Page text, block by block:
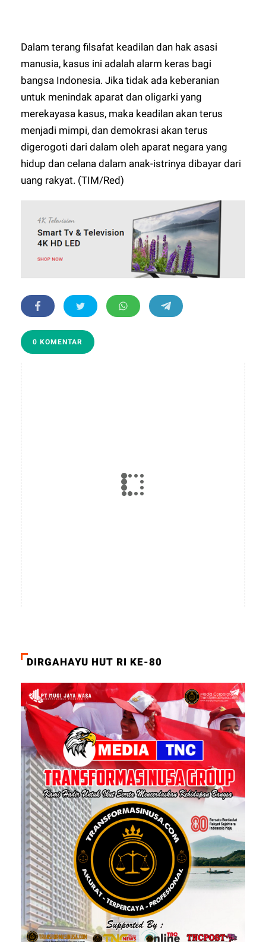
Dalam terang filsafat keadilan dan hak asasi
manusia, kasus ini adalah alarm keras bagi
bangsa Indonesia. Jika tidak ada keberanian
untuk menindak aparat dan oligarki yang
merekayasa kasus, maka keadilan akan terus
menjadi mimpi, dan demokrasi akan terus
digerogoti dari dalam oleh aparat negara yang
hidup dan celana dalam anak-istrinya dibayar dari
uang rakyat. (TIM/Red)
0 KOMENTAR
DIRGAHAYU HUT RI KE-80